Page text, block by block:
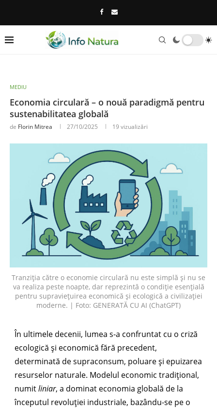
MEDIU
Economia circulară – o nouă paradigmă pentru
sustenabilitatea globală
de Florin Mitrea 27/10/2025 19 vizualizări
Tranziția către o economie circulară nu este simplă și nu se
va realiza peste noapte, dar reprezintă o condiție esențială
pentru supraviețuirea economică și ecologică a civilizației
moderne. | Foto: GENERATĂ CU AI (ChatGPT)
În ultimele decenii, lumea s-a confruntat cu o criză
ecologică și economică fără precedent,
determinată de supraconsum, poluare și epuizarea
resurselor naturale. Modelul economic tradițional,
numitliniar, a dominat economia globală de la
începutul revoluției industriale, bazându-se pe o